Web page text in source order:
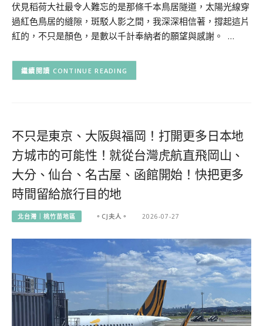
伏見稻荷大社最令人難忘的是那條千本鳥居隧道，太陽光線穿
過紅色鳥居的縫隙，斑駁人影之間，我深深相信著，撐起這片
紅的，不只是顏色，是數以千計奉納者的願望與感謝。 …
CONTINUE READING
不只是東京、大阪與福岡！打開更多日本地
方城市的可能性！就從台灣虎航直飛岡山、
大分、仙台、名古屋、函館開始！快把更多
時間留給旅行目的地
北台灣｜桃竹苗地區 。CJ夫人。 2026-07-27